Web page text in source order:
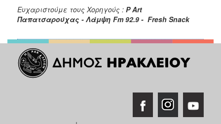
Ευχαριστούμε τους Χορηγούς : P Αrt
Παπατσαρούχας - Λάμψη Fm 92.9 - Fresh Snack